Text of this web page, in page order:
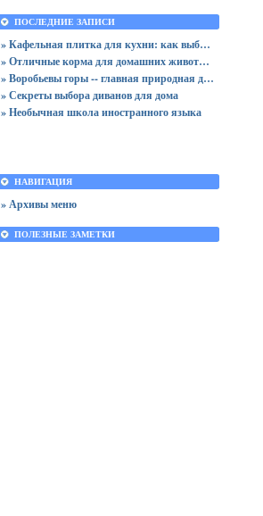
ПОСЛЕДНИЕ ЗАПИСИ
» Кафельная плитка для кухни: как выбрать практичную отделку
» Отличные корма для домашних животных
» Воробьевы горы -- главная природная достопримечательность Москвы
» Секреты выбора диванов для дома
» Необычная школа иностранного языка
НАВИГАЦИЯ
» Архивы меню
ПОЛЕЗНЫЕ ЗАМЕТКИ